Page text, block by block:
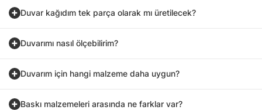
Duvar kağıdım tek parça olarak mı üretilecek?
Duvarımı nasıl ölçebilirim?
Duvarım için hangi malzeme daha uygun?
Baskı malzemeleri arasında ne farklar var?